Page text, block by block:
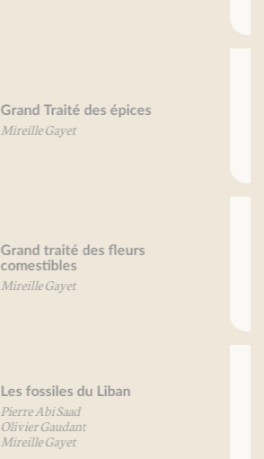
Petit traité de la confiture
(nouvelle édition)
Mireille Gayet
Petit traité du pain d'épice
Mireille Gayet
Petit traité du pâté
Marie-France Bertaud